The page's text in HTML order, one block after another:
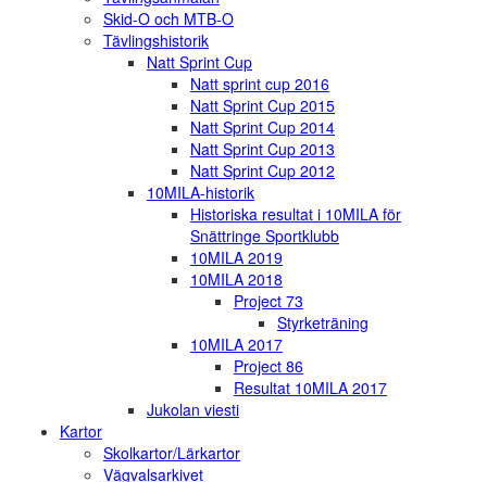
Skid-O och MTB-O
Tävlingshistorik
Natt Sprint Cup
Natt sprint cup 2016
Natt Sprint Cup 2015
Natt Sprint Cup 2014
Natt Sprint Cup 2013
Natt Sprint Cup 2012
10MILA-historik
Historiska resultat i 10MILA för
Snättringe Sportklubb
10MILA 2019
10MILA 2018
Project 73
Styrketräning
10MILA 2017
Project 86
Resultat 10MILA 2017
Jukolan viesti
Kartor
Skolkartor/Lärkartor
Vägvalsarkivet